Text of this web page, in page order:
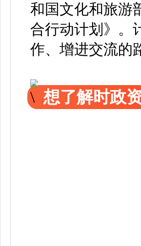
和国文化和旅游
合行动计划》。
作、增进交流的
想了解时政